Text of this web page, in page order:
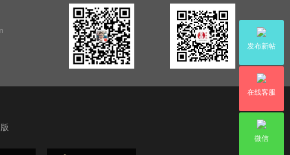
发布新帖
在线客服
微信